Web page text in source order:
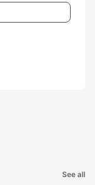
See all